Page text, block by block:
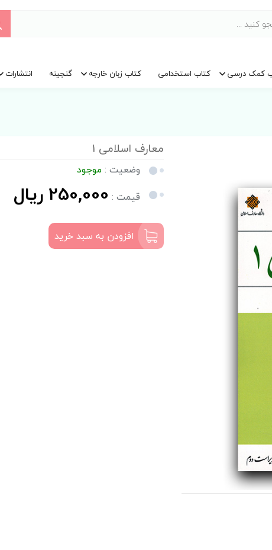
کمک درسی کتاب استخدامی کتاب زبان خارجه گنجینه انتشارات
معارف اسلامی 1
وضعیت : موجود
قیمت : 250,000 ریال
افزودن به سبد خرید